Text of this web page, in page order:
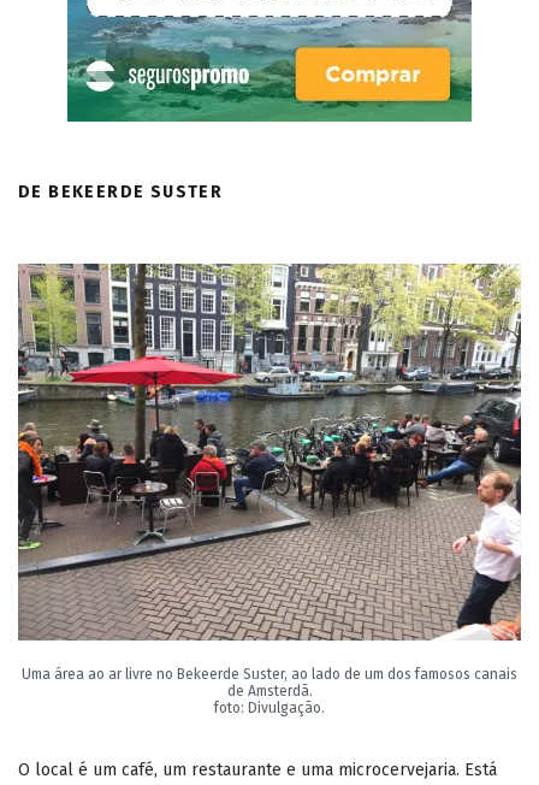
DE BEKEERDE SUSTER
Uma área ao ar livre no Bekeerde Suster, ao lado de um dos famosos canais
de Amsterdã.
foto: Divulgação.
O local é um café, um restaurante e uma microcervejaria. Está